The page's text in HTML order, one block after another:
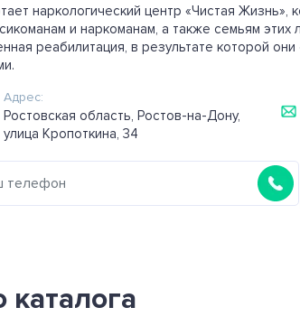
наркологический центр «Чистая Жизнь»,
и наркоманам, а также семьям
реабилитация, в результате которой
Адрес:
Ростовская область, Ростов-на-Дону,
улица Кропоткина, 34